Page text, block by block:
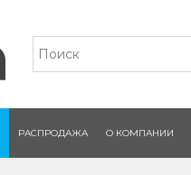
РАСПРОДАЖА О КОМПАНИИ